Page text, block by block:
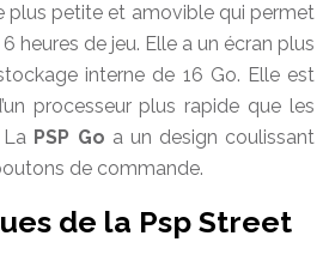
plus petite et amovible qui permet
heures de jeu. Elle a un écran plus
interne de 16 Go. Elle est
processeur plus rapide que les
PSP Go a un design coulissant
de commande.
de la Psp Street